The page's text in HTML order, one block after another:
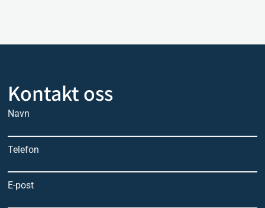
Kontakt oss
Navn
Telefon
E-post